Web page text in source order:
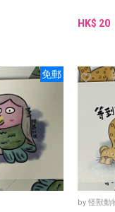
HK$ 20
免郵
by怪獸動